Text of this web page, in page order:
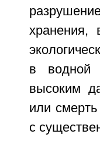
хранения,
в водной
высоким
или
с